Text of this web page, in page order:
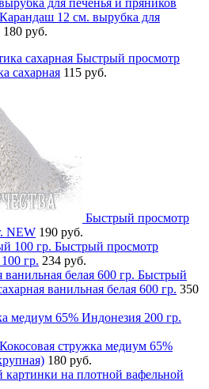
Карандаш 12 см. вырубка для
180 руб.
Быстрый просмотр
сахарная 115 руб.
Быстрый просмотр
NEW 190 руб.
Быстрый просмотр
гр. 234 руб.
Быстрый
ванильная белая 600 гр. 350
Кокосовая стружка медиум 65%
180 руб.